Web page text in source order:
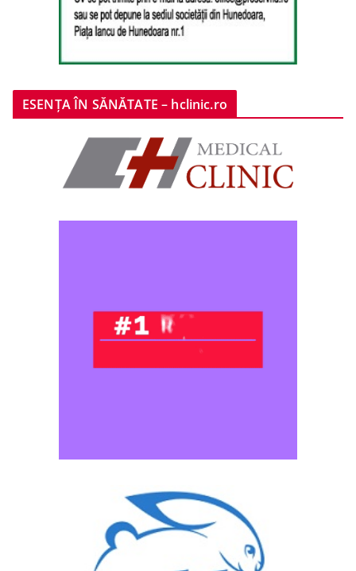
ESENȚA ÎN SĂNĂTATE – hclinic.ro